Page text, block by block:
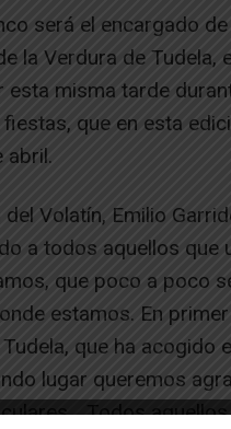
será el encargado
la Verdura de Tudela,
esta misma tarde
que en esta
abril.
Volatín, Emilio
a todos aquellos que
que poco a poco
estamos. En
que ha acogido
lugar queremos
Todos